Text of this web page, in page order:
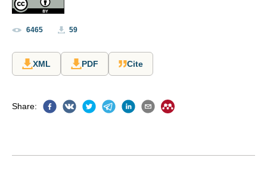
6465 59
XML PDF Cite
Share: